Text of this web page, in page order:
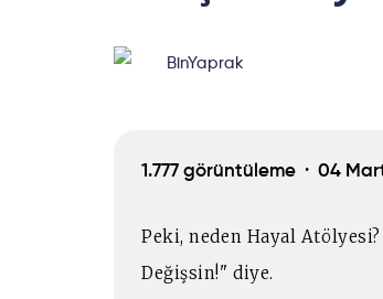
BinYaprak
1.777 görüntüleme · 04
Peki, neden Hayal
Değişsin!" diye.